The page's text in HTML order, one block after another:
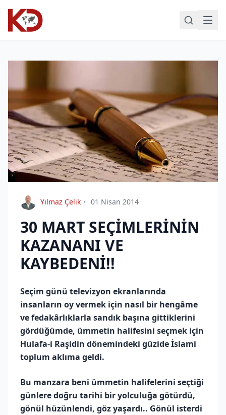
Yılmaz Çelik 01 Nisan 2014
30 MART SEÇİMLERİNİN
KAZANANI VE
KAYBEDENİ!!
Seçim günü televizyon ekranlarında
insanların oy vermek için nasıl bir hengâme
ve fedakârlıklarla sandık başına gittiklerini
gördüğümde, ümmetin halifesini seçmek için
Hulafa-i Raşidin dönemindeki güzide İslami
toplum aklıma geldi.
Bu manzara beni ümmetin halifelerini seçtiği
günlere doğru tarihi bir yolculuğa götürdü,
gönül hüzünlendi, göz yaşardı.. Gönül isterdi